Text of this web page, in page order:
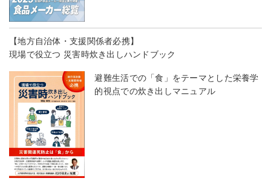
【地方自治体・支援関係者必携】
現場で役立つ 災害時炊き出しハンドブック
避難生活での「食」をテーマとした栄養学
的視点での炊き出しマニュアル